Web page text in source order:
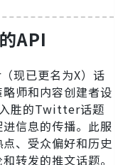
API
现已更名为X）话
师和内容创建者设
胜的Twitter话题
信息的传播。此服
、受众偏好和历史
转发的推文话题。